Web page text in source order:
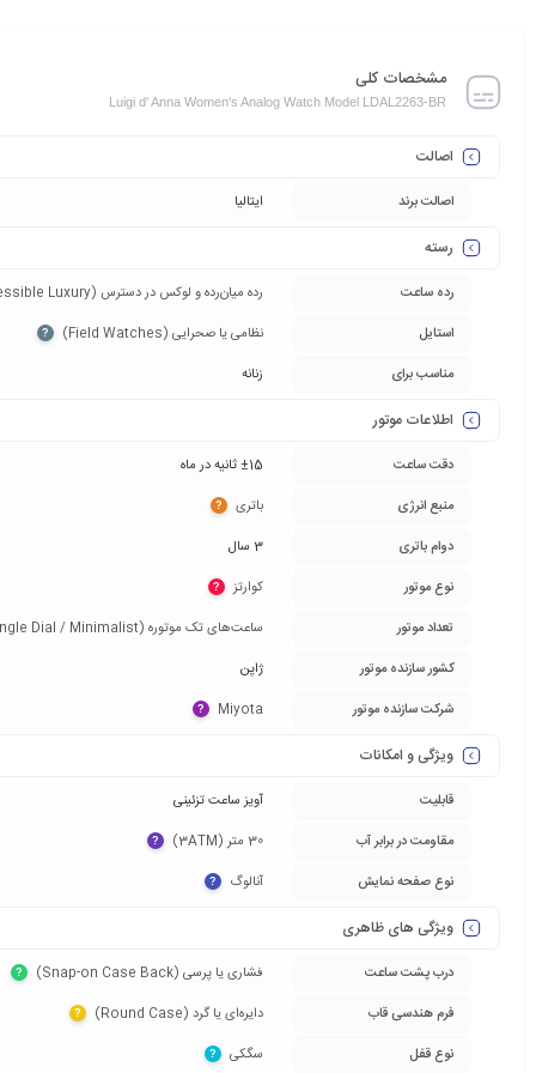
مشخصات کلی
Luigi d' Anna Women's Analog Watch Model LDAL2263-BR
اصالت
اصالت برند ایتالیا
رسته
رده ساعت
رده میان‌رده و لوکس در دسترس (Accessible Luxury)‏
استایل
نظامی یا صحرایی (Field Watches)‏ ?
مناسب برای زنانه
اطلاعات موتور
دقت ساعت
±15 ثانیه در ماه
منبع انرژی
باتری‏ ?
دوام باتری
3 سال
نوع موتور
کوارتز‏ ?
تعداد موتور
ساعت‌های تک موتوره (Single Dial / Minimalist)‏
کشور سازنده موتور
ژاپن
شرکت سازنده موتور
Miyota‏
?
ویژگی و امکانات
قابلیت
آویز ساعت تزئینی
مقاومت در برابر آب
30 متر (3ATM)‏ ?
نوع صفحه نمایش آنالوگ‏ ?
ویژگی های ظاهری
درب پشت ساعت فشاری یا پرسی (Snap-on Case Back)‏ ?
فرم هندسی قاب دایره‌ای یا گرد (Round Case)‏ ?
نوع قفل سگکی‏ ?